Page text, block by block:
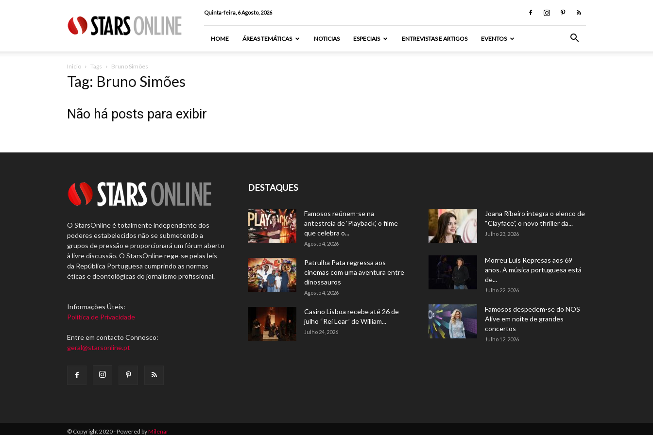
Online
Quinta-feira, 6 Agosto, 2026
HOME ÁREAS TEMÁTICAS NOTICIAS ESPECIAIS ENTREVISTAS E ARTIGOS EVENTOS
Inicio Tags Bruno Simões
Tag: Bruno Simões
Não há posts para exibir
O StarsOnline é totalmente independente dos
poderes estabelecidos não se submetendo a
grupos de pressão e proporcionará um fórum aberto
à livre discussão. O StarsOnline rege-se pelas leis
da República Portuguesa cumprindo as normas
éticas e deontológicas do jornalismo profissional.
Informações Úteis:
Política de Privacidade
Entre em contacto Connosco:
geral@starsonline.pt
DESTAQUES
Famosos reúnem-se na
antestreia de ‘Playback’, o filme
que celebra o...
Agosto 4, 2026
Patrulha Pata regressa aos
cinemas com uma aventura entre
dinossauros
Agosto 4, 2026
Casino Lisboa recebe até 26 de
julho “Rei Lear” de William...
Julho 24, 2026
Joana Ribeiro integra o elenco de
“Clayface”, o novo thriller da...
Julho 23, 2026
Morreu Luís Represas aos 69
anos. A música portuguesa está
de...
Julho 22, 2026
Famosos despedem-se do NOS
Alive em noite de grandes
concertos
Julho 12, 2026
© Copyright 2020 - Powered byMilenar